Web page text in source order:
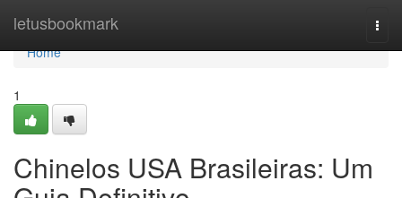
letusbookmark
Home
Home
1
Chinelos USA Brasileiras: Um